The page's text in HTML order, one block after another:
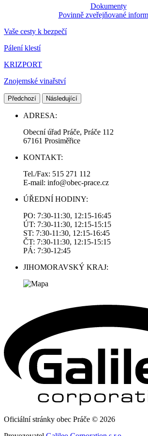
Dokumenty
Povinně zveřejňované
Vaše cesty k bezpečí
Pálení klestí
KRIZPORT
Znojemské vinařství
Předchozí Následující
ADRESA:
Obecní úřad Práče, Práče 112
67161 Prosiměřice
KONTAKT:
Tel./Fax: 515 271 112
E-mail: info@obec-prace.cz
ÚŘEDNÍ HODINY:
PO: 7:30-11:30, 12:15-16:45
ÚT: 7:30-11:30, 12:15-15:15
ST: 7:30-11:30, 12:15-16:45
ČT: 7:30-11:30, 12:15-15:15
PÁ: 7:30-12:45
JIHOMORAVSKÝ KRAJ:
Oficiální stránky obec Práče © 2026